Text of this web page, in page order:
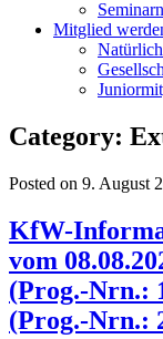
Mitglied
Category:
Posted on 9. August
KfW-
vom
(Prog.-Nrn.:
(Prog.-Nrn.: